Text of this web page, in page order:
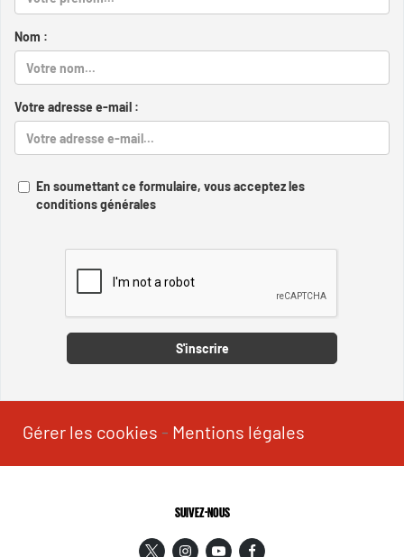
Nom :
Votre adresse e-mail :
En soumettant ce formulaire, vous acceptez les
conditions générales
S'inscrire
Gérer les cookies - Mentions légales
SUIVEZ-NOUS